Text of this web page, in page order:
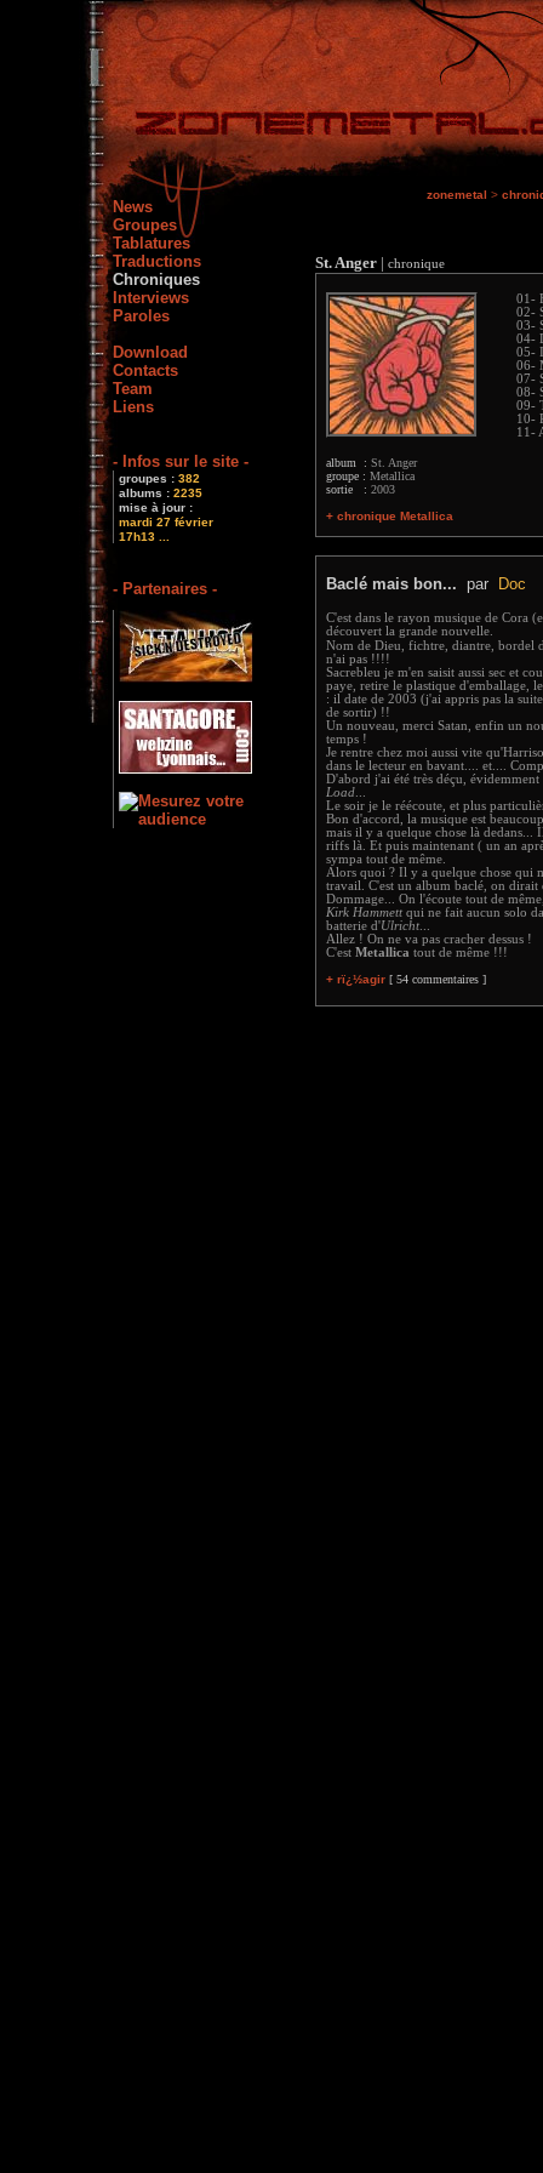
News
Groupes
Tablatures
Traductions
Chroniques
Interviews
Paroles
Download
Contacts
Team
Liens
- Infos sur le site -
groupes : 382
albums : 2235
mise à jour :
mardi 27 février
17h13 ...
- Partenaires -
zonemetal >
St. Anger | chronique
album : St. Anger
groupe : Metallica
sortie : 2003
+ chronique Metallica
01-
02-
03-
04-
05-
06-
07-
08-
09-
10-
11-
Baclé mais bon... par Doc
C'est dans le rayon musique de Cora
découvert la grande nouvelle.
Nom de Dieu, fichtre, diantre, bordel
n'ai pas !!!!
Sacrebleu je m'en saisit aussi sec et
paye, retire le plastique d'emballage,
: il date de 2003 (j'ai appris pas la
de sortir) !!
Un nouveau, merci Satan, enfin un
temps !
Je rentre chez moi aussi vite
dans le lecteur en bavant.... et....
D'abord j'ai été très déçu,
Load
Le soir je le réécoute, et plus
Bon d'accord, la musique est
mais il y a quelque chose là
riffs là. Et puis maintenant ( un an
sympa tout de même.
Alors quoi ? Il y a quelque chose qui
travail. C'est un album baclé, on
Dommage... On l'écoute tout de
Kirk Hammett qui ne fait aucun solo
batterie d'Ulricht
Allez ! On ne va pas cracher dessus !
C'est Metallica tout de même !!!
+ rï¿½agir [ 54 commentaires ]